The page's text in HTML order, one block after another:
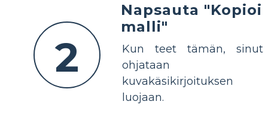
2
Napsauta "Kopioi
malli"
Kun teet tämän, sinut
ohjataan
kuvakäsikirjoituksen
luojaan.